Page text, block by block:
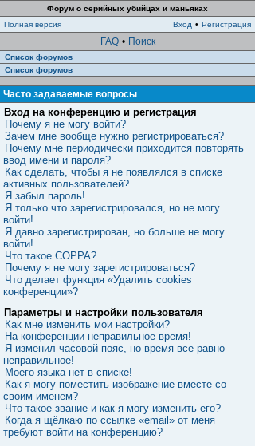
Форум о серийных убийцах и маньяках
Полная версия
Вход • Регистрация
FAQ • Поиск
Список форумов
Список форумов
Часто задаваемые вопросы
Вход на конференцию и регистрация
Почему я не могу войти?
Зачем мне вообще нужно регистрироваться?
Почему мне периодически приходится повторять
ввод имени и пароля?
Как сделать, чтобы я не появлялся в списке
активных пользователей?
Я забыл пароль!
Я только что зарегистрировался, но не могу
войти!
Я давно зарегистрирован, но больше не могу
войти!
Что такое COPPA?
Почему я не могу зарегистрироваться?
Что делает функция «Удалить cookies
конференции»?
Параметры и настройки пользователя
Как мне изменить мои настройки?
На конференции неправильное время!
Я изменил часовой пояс, но время все равно
неправильное!
Моего языка нет в списке!
Как я могу поместить изображение вместе со
своим именем?
Что такое звание и как я могу изменить его?
Когда я щёлкаю по ссылке «email» от меня
требуют войти на конференцию?